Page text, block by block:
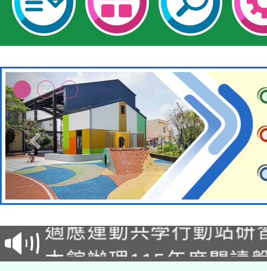
本校115學年度第2次
招甄選結果公告(無人
招)
適應運動共學行動站研
本館辦理115年度閱讀